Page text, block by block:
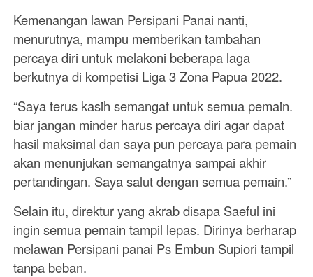
Kemenangan lawan Persipani Panai nanti,
menurutnya, mampu memberikan tambahan
percaya diri untuk melakoni beberapa laga
berkutnya di kompetisi Liga 3 Zona Papua 2022.
“Saya terus kasih semangat untuk semua pemain.
biar jangan minder harus percaya diri agar dapat
hasil maksimal dan saya pun percaya para pemain
akan menunjukan semangatnya sampai akhir
pertandingan. Saya salut dengan semua pemain.”
Selain itu, direktur yang akrab disapa Saeful ini
ingin semua pemain tampil lepas. Dirinya berharap
melawan Persipani panai Ps Embun Supiori tampil
tanpa beban.